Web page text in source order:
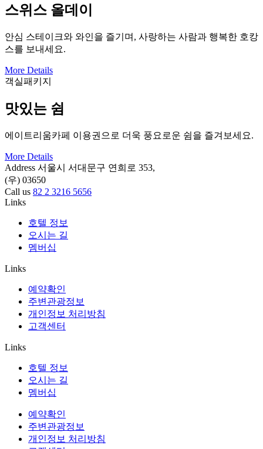
스위스 올데이
안심 스테이크와 와인을 즐기며, 사랑하는 사람과 행복한 호캉
스를 보내세요.
More Details
객실패키지
맛있는 쉼
에이트리움카페 이용권으로 더욱 풍요로운 쉼을 즐겨보세요.
More Details
Address 서울시 서대문구 연희로 353,
(우) 03650
Call us 82 2 3216 5656
Links
호텔 정보
오시는 길
멤버십
Links
예약확인
주변관광정보
개인정보 처리방침
고객센터
Links
호텔 정보
오시는 길
멤버십
예약확인
주변관광정보
개인정보 처리방침